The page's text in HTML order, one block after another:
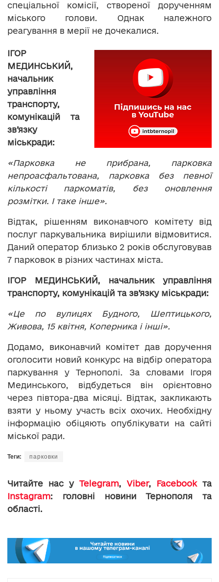
спеціальної комісії, створеної дорученням
міського голови. Однак належного
реагування в мерії не дочекалися.
ІГОР
МЕДИНСЬКИЙ,
начальник
управління
транспорту,
комунікацій та
зв’язку
міськради:
«Парковка не прибрана, парковка
непроасфальтована, парковка без певної
кількості паркоматів, без оновлення
розмітки. І таке інше».
Відтак, рішенням виконавчого комітету від
послуг паркувальника вирішили відмовитися.
Даний оператор близько 2 років обслуговував
7 парковок в різних частинах міста.
ІГОР МЕДИНСЬКИЙ, начальник управління
транспорту, комунікацій та зв’язку міськради:
«Це по вулицях Будного, Шептицького,
Живова, 15 квітня, Коперника і інші».
Додамо, виконавчий комітет дав доручення
оголосити новий конкурс на відбір оператора
паркування у Тернополі. За словами Ігоря
Мединського, відбудеться він орієнтовно
через півтора-два місяці. Відтак, закликають
взяти у ньому участь всіх охочих. Необхідну
інформацію обіцяють опублікувати на сайті
міської ради.
Теги: парковки
Читайте нас у Telegram, Viber, Facebookта
Instagram: головні новини Тернополя та
області.